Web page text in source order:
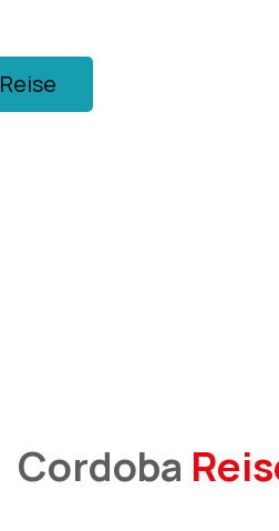
Reise
Cordoba